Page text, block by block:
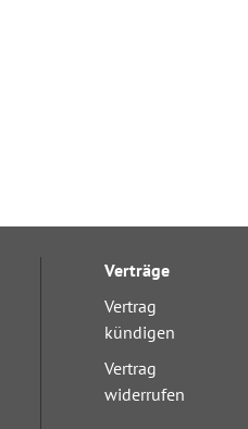
Verträge
Vertrag
kündigen
Vertrag
widerrufen